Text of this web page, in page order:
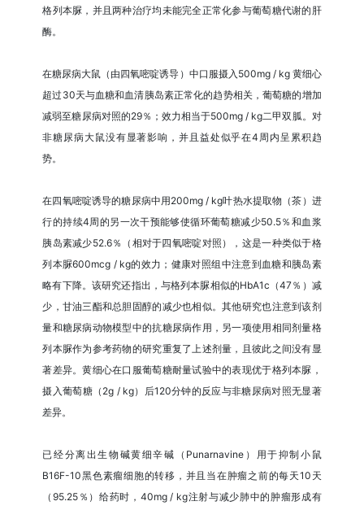
格列本脲，并且两种治疗均未能完全正常化参与葡萄糖代谢的肝
酶。
在糖尿病大鼠（由四氧嘧啶诱导）中口服摄入500mg / kg 黄细心
超过30天与血糖和血清胰岛素正常化的趋势相关，葡萄糖的增加
减弱至糖尿病对照的29％；效力相当于500mg / kg二甲双胍。对
非糖尿病大鼠没有显著影响，并且益处似乎在4周内呈累积趋
势。
在四氧嘧啶诱导的糖尿病中用200mg / kg叶热水提取物（茶）进
行的持续4周的另一次干预能够使循环葡萄糖减少50.5％和血浆
胰岛素减少52.6％（相对于四氧嘧啶对照），这是一种类似于格
列本脲600mcg / kg的效力；健康对照组中注意到血糖和胰岛素
略有下降。该研究还指出，与格列本脲相似的HbA1c（47％）减
少，甘油三酯和总胆固醇的减少也相似。其他研究也注意到该剂
量和糖尿病动物模型中的抗糖尿病作用，另一项使用相同剂量格
列本脲作为参考药物的研究重复了上述剂量，且彼此之间没有显
著差异。黄细心在口服葡萄糖耐量试验中的表现优于格列本脲，
摄入葡萄糖（2g / kg）后120分钟的反应与非糖尿病对照无显著
差异。
已经分离出生物碱黄细辛碱（Punarnavine）用于抑制小鼠
B16F-10黑色素瘤细胞的转移，并且当在肿瘤之前的每天10天
（95.25％）给药时，40mg / kg注射与减少肺中的肿瘤形成有